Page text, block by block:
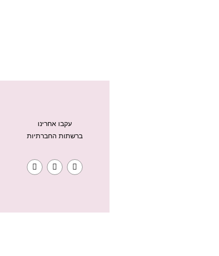
עקבו אחרינו
ברשתות החברתיות